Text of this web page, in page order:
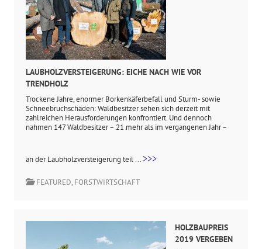
LAUBHOLZVERSTEIGERUNG: EICHE NACH WIE VOR
TRENDHOLZ
Trockene Jahre, enormer Borkenkäferbefall und Sturm- sowie
Schneebruchschäden: Waldbesitzer sehen sich derzeit mit
zahlreichen Herausforderungen konfrontiert. Und dennoch
nahmen 147 Waldbesitzer – 21 mehr als im vergangenen Jahr –
an der Laubholzversteigerung teil ... >>>
FEATURED, FORSTWIRTSCHAFT
HOLZBAUPREIS
2019 VERGEBEN